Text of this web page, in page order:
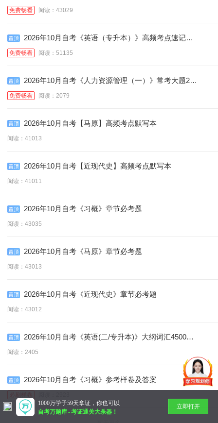
免费畅看 阅读：43029
2026年10月自考《英语（专升本）》高频考点速记口
诀
免费畅看 阅读：51135
2026年10月自考《人力资源管理（一）》常考大题25
道
免费畅看 阅读：2079
2026年10月自考【马原】高频考点默写本
阅读：41013
2026年10月自考【近现代史】高频考点默写本
阅读：41011
2026年10月自考《习概》章节必考题
阅读：43035
2026年10月自考《马原》章节必考题
阅读：43013
2026年10月自考《近现代史》章节必考题
阅读：43012
2026年10月自考《英语(二/专升本)》大纲词汇4500个
(含音标)
阅读：2405
2026年10月自考《习概》参考样卷及答案
1000万学子59天拿证，你也可以
自考万题库-考证通关大杀器！
立即打开